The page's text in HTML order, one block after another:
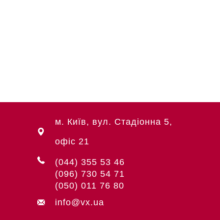
м. Київ, вул. Стадіонна 5,
офіс 21
(044) 355 53 46
(096) 730 54 71
(050) 011 76 80
info@vx.ua